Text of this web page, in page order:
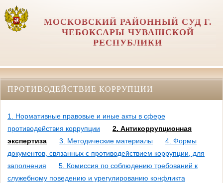
МОСКОВСКИЙ РАЙОННЫЙ СУД Г.
ЧЕБОКСАРЫ ЧУВАШСКОЙ
РЕСПУБЛИКИ
ПРОТИВОДЕЙСТВИЕ КОРРУПЦИИ
1. Нормативные правовые и иные акты в сфере
противодействия коррупции
2. Антикоррупционная
экспертиза
3. Методические материалы
4. Формы
документов, связанных с противодействием коррупции, для
заполнения
5. Комиссия по соблюдению требований к
служебному поведению и урегулированию конфликта